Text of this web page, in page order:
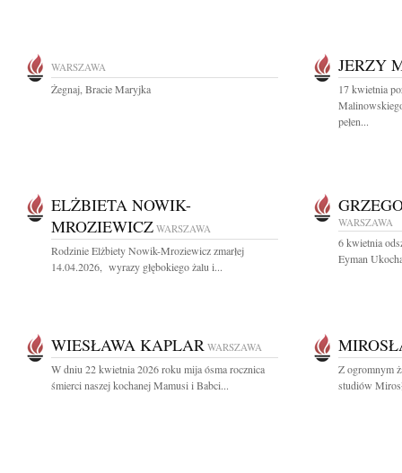
WARSZAWA
Żegnaj, Bracie Maryjka
JERZY
17 kwietnia
pełen...
ELŻBIETA NOWIK-
MROZIEWICZ WARSZAWA
Rodzinie Elżbiety Nowik-Mroziewicz zmarłej
14.04.2026, wyrazy głębokiego żalu i...
WARSZAWA
6 kwietnia
Eyman
WIESŁAWA KAPLAR WARSZAWA
W dniu 22 kwietnia 2026 roku mija ósma rocznica
śmierci naszej kochanej Mamusi i Babci...
Z ogromnym
studiów